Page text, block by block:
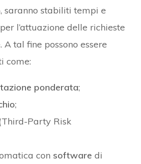
saranno stabiliti tempi e
l’attuazione delle richieste
tal fine possono essere
come:
ponderata;
;
Party Risk
con software di